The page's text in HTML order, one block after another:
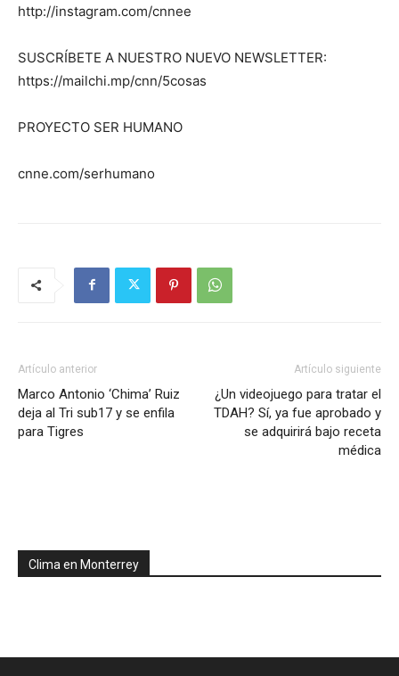
http://instagram.com/cnnee
SUSCRÍBETE A NUESTRO NUEVO NEWSLETTER:
https://mailchi.mp/cnn/5cosas
PROYECTO SER HUMANO
cnne.com/serhumano
Artículo anterior
Marco Antonio ‘Chima’ Ruiz
deja al Tri sub17 y se enfila
para Tigres
Artículo siguiente
¿Un videojuego para tratar el
TDAH? Sí, ya fue aprobado y
se adquirirá bajo receta
médica
Clima en Monterrey